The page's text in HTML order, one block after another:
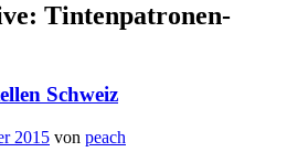
Tintenpatronen-
Schweiz
2015 von peach